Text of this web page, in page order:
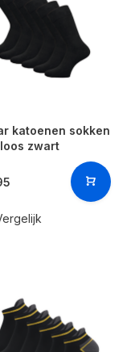
katoenen sokken
zwart